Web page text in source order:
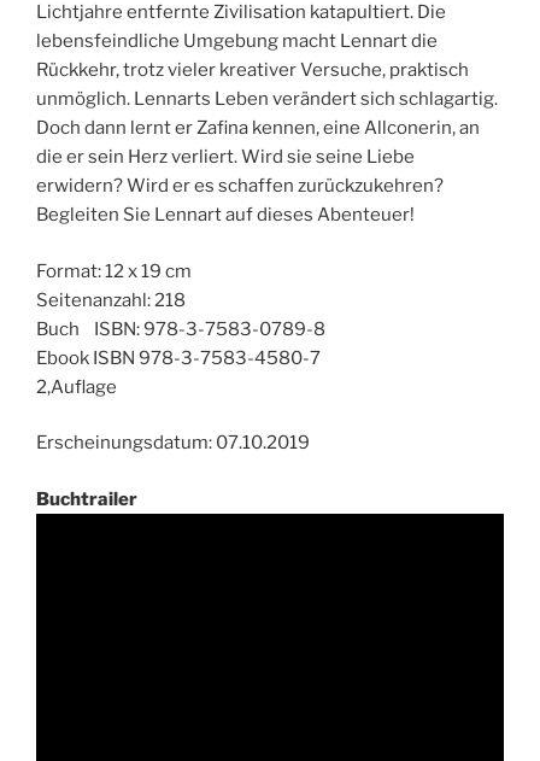
Lichtjahre entfernte Zivilisation katapultiert. Die
lebensfeindliche Umgebung macht Lennart die
Rückkehr, trotz vieler kreativer Versuche, praktisch
unmöglich. Lennarts Leben verändert sich schlagartig.
Doch dann lernt er Zafina kennen, eine Allconerin, an
die er sein Herz verliert. Wird sie seine Liebe
erwidern? Wird er es schaffen zurückzukehren?
Begleiten Sie Lennart auf dieses Abenteuer!
Format: 12 x 19 cm
Seitenanzahl: 218
Buch ISBN: 978-3-7583-0789-8
Ebook ISBN 978-3-7583-4580-7
2,Auflage
Erscheinungsdatum: 07.10.2019
Buchtrailer